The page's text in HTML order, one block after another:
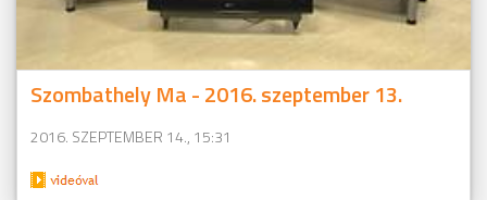
Szombathely Ma - 2016. szeptember 13.
2016. SZEPTEMBER 14., 15:31